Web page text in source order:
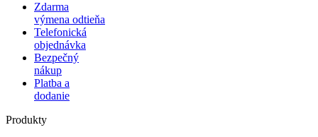
Zdarma
výmena odtieňa
Telefonická
objednávka
Bezpečný
nákup
Platba a
dodanie
Produkty